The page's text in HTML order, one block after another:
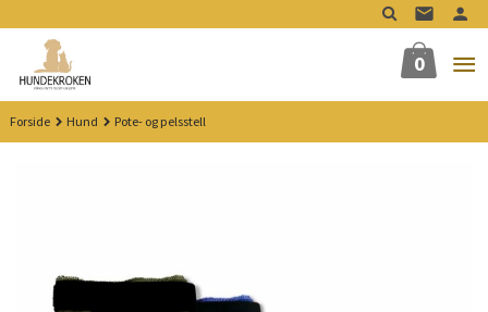
til
innholdet
0
Forside Hund Pote- og pelsstell